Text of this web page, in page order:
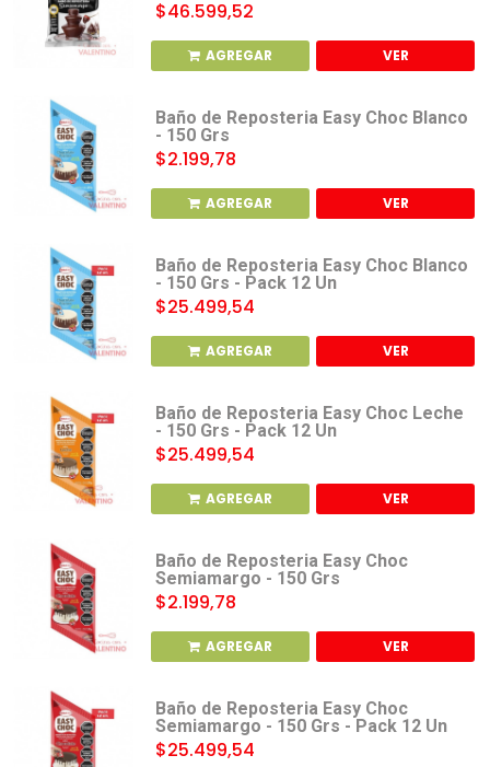
$46.599,52
AGREGAR VER
Baño de Reposteria Easy Choc Blanco
- 150 Grs
$2.199,78
AGREGAR VER
Baño de Reposteria Easy Choc Blanco
- 150 Grs - Pack 12 Un
$25.499,54
AGREGAR VER
Baño de Reposteria Easy Choc Leche
- 150 Grs - Pack 12 Un
$25.499,54
AGREGAR VER
Baño de Reposteria Easy Choc
Semiamargo - 150 Grs
$2.199,78
AGREGAR VER
Baño de Reposteria Easy Choc
Semiamargo - 150 Grs - Pack 12 Un
$25.499,54